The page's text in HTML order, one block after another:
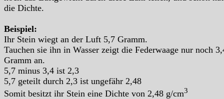
die Dichte.
Beispiel:
Ihr Stein wiegt an der Luft 5,7 Gramm.
Tauchen sie ihn in Wasser zeigt die Federwaage nur noch
Gramm an.
5,7 minus 3,4 ist 2,3
5,7 geteilt durch 2,3 ist ungefähr 2,48
Somit besitzt ihr Stein eine Dichte von 2,48 g/cm3